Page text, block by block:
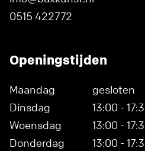
0515 422772
Openingstijden
Maandag
gesloten
Dinsdag
13:00 -
Woensdag
13:00 -
Donderdag
13:00 -